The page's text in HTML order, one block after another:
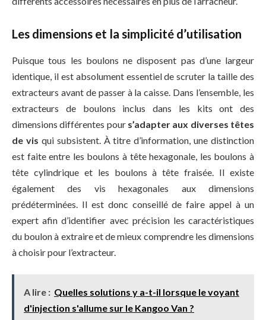
Les dimensions et la simplicité d’utilisation
Puisque tous les boulons ne disposent pas d’une largeur
identique, il est absolument essentiel de scruter la taille des
extracteurs avant de passer à la caisse. Dans l’ensemble, les
extracteurs de boulons inclus dans les kits ont des
dimensions différentes pour s’adapter aux diverses têtes
de vis qui subsistent. À titre d’information, une distinction
est faite entre les boulons à tête hexagonale, les boulons à
tête cylindrique et les boulons à tête fraisée. Il existe
également des vis hexagonales aux dimensions
prédéterminées. Il est donc conseillé de faire appel à un
expert afin d’identifier avec précision les caractéristiques
du boulon à extraire et de mieux comprendre les dimensions
à choisir pour l’extracteur.
A lire : Quelles solutions y a-t-il lorsque le voyant
d'injection s'allume sur le Kangoo Van ?